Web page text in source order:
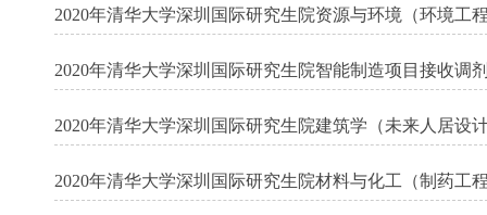
2020年清华大学深圳国际研究生院资源与环境（环境工
2020年清华大学深圳国际研究生院智能制造项目接收调
2020年清华大学深圳国际研究生院建筑学（未来人居设
2020年清华大学深圳国际研究生院材料与化工（制药工